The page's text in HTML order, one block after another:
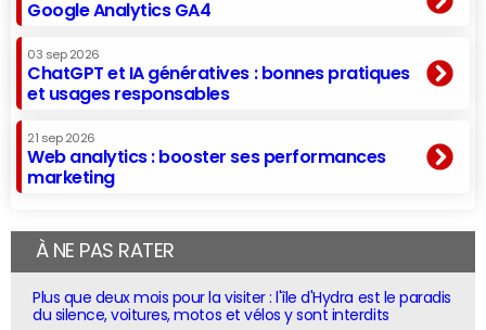
Google Analytics GA4
03 sep 2026
ChatGPT et IA génératives : bonnes pratiques
et usages responsables
21 sep 2026
Web analytics : booster ses performances
marketing
À NE PAS RATER
Plus que deux mois pour la visiter : l'île d'Hydra est le paradis
du silence, voitures, motos et vélos y sont interdits